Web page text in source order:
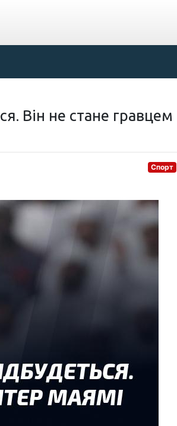
Він не стане гравцем
Спорт